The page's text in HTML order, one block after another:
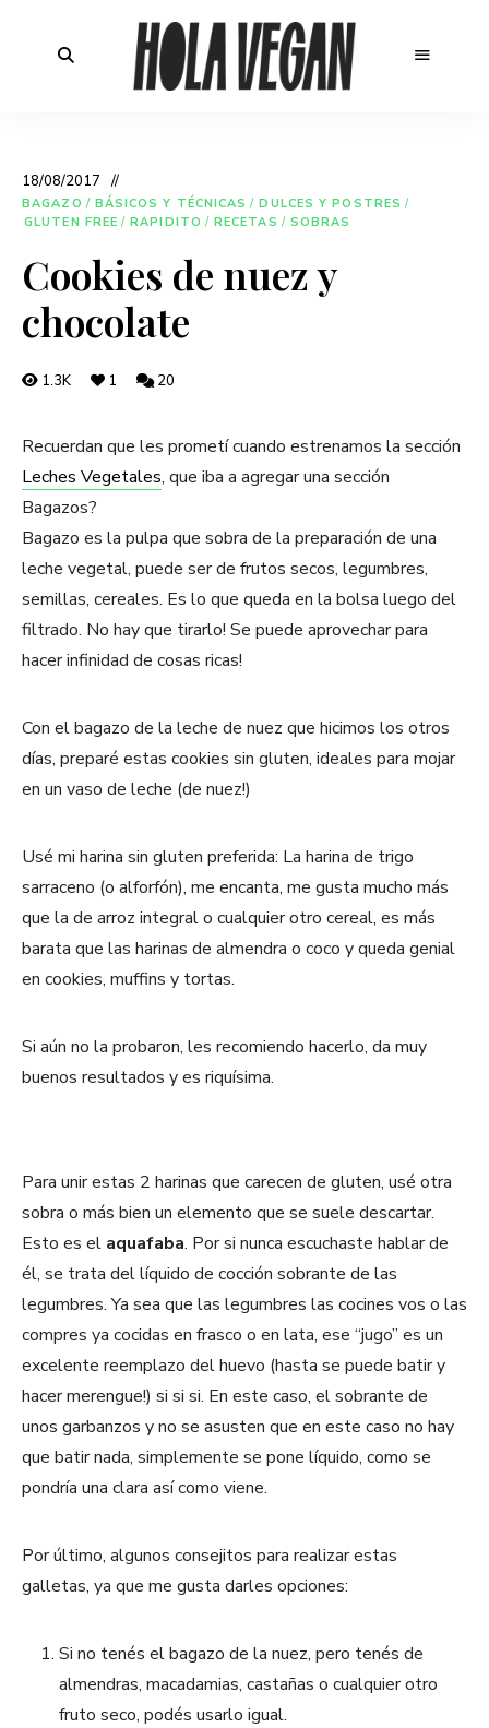
18/08/2017
BAGAZO / BÁSICOS Y TÉCNICAS / DULCES Y POSTRES /
GLUTEN FREE / RAPIDITO / RECETAS / SOBRAS
Cookies de nuez y
chocolate
1.3K 1 20
Recuerdan que les prometí cuando estrenamos la sección
Leches Vegetales, que iba a agregar una sección
Bagazos?
Bagazo es la pulpa que sobra de la preparación de una
leche vegetal, puede ser de frutos secos, legumbres,
semillas, cereales. Es lo que queda en la bolsa luego del
filtrado. No hay que tirarlo! Se puede aprovechar para
hacer infinidad de cosas ricas!
Con el bagazo de la leche de nuez que hicimos los otros
días, preparé estas cookies sin gluten, ideales para mojar
en un vaso de leche (de nuez!)
Usé mi harina sin gluten preferida: La harina de trigo
sarraceno (o alforfón), me encanta, me gusta mucho más
que la de arroz integral o cualquier otro cereal, es más
barata que las harinas de almendra o coco y queda genial
en cookies, muffins y tortas.
Si aún no la probaron, les recomiendo hacerlo, da muy
buenos resultados y es riquísima.
Para unir estas 2 harinas que carecen de gluten, usé otra
sobra o más bien un elemento que se suele descartar.
Esto es el aquafaba. Por si nunca escuchaste hablar de
él, se trata del líquido de cocción sobrante de las
legumbres. Ya sea que las legumbres las cocines vos o las
compres ya cocidas en frasco o en lata, ese “jugo” es un
excelente reemplazo del huevo (hasta se puede batir y
hacer merengue!) si si si. En este caso, el sobrante de
unos garbanzos y no se asusten que en este caso no hay
que batir nada, simplemente se pone líquido, como se
pondría una clara así como viene.
Por último, algunos consejitos para realizar estas
galletas, ya que me gusta darles opciones:
Si no tenés el bagazo de la nuez, pero tenés de
almendras, macadamias, castañas o cualquier otro
fruto seco, podés usarlo igual.